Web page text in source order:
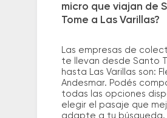
micro que viajan de
Tome a Las Varillas?
Las empresas de
te llevan desde Santo
hasta Las Varillas son:
Andesmar. Podés
todas las opciones
elegir el pasaje que
adapte a tu búsqueda.